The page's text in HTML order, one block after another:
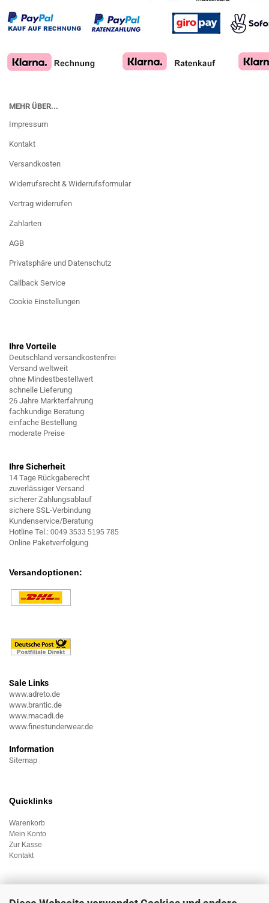
MEHR ÜBER...
Impressum
Kontakt
Versandkosten
Widerrufsrecht & Widerrufsformular
Vertrag widerrufen
Zahlarten
AGB
Privatsphäre und Datenschutz
Callback Service
Cookie Einstellungen
Ihre Vorteile
Deutschland versandkostenfrei
Versand weltweit
ohne Mindestbestellwert
schnelle Lieferung
26 Jahre Markterfahrung
fachkundige Beratung
einfache Bestellung
moderate Preise
Ihre Sicherheit
14 Tage Rückgaberecht
zuverlässiger Versand
sicherer Zahlungsablauf
sichere SSL-Verbindung
Kundenservice/Beratung
Hotline Tel.: 0049 3533 5195 785
Online Paketverfolgung
Versandoptionen:
Sale Links
www.adreto.de
www.brantic.de
www.macadi.de
www.finestunderwear.de
Information
Sitemap
Quicklinks
Warenkorb
Mein Konto
Zur Kasse
Kontakt